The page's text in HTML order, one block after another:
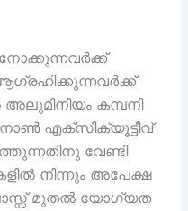
നോക്കുന്നവർക്ക്
കമ്പനി
നോൺ എക്സിക്യൂട്ടീവ്
വേണ്ടി
നിന്നും അപേക്ഷ
മുതല്‍ യോഗ്യത